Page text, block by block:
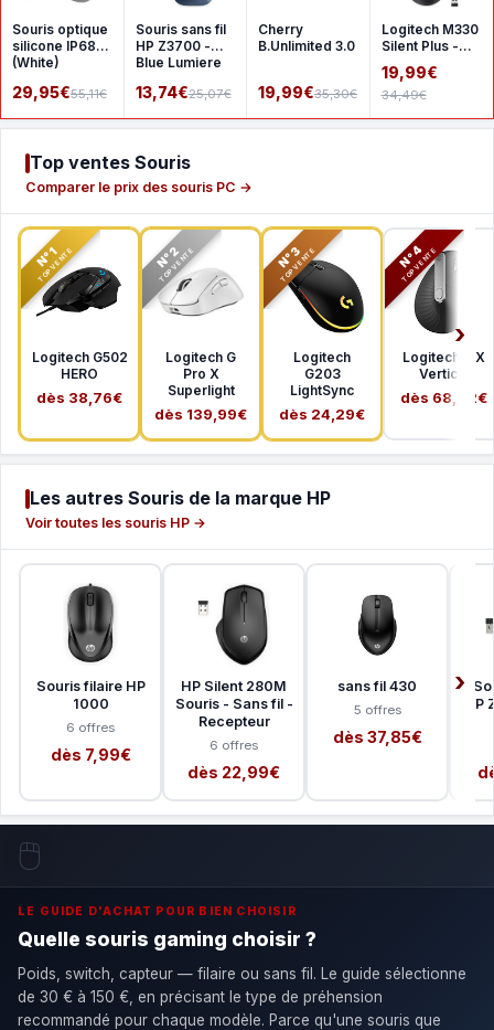
Souris optique
silicone IP68
(White)
29,95€55,11€
Souris sans fil
HP Z3700 -
Blue Lumiere
13,74€25,07€
Cherry
B.Unlimited 3.0
19,99€35,30€
Logitech M330
Silent Plus -
Black
19,99€
34,49€
Top ventes Souris
Comparer le prix des souris PC →
N°1
TOP VENTE
Logitech G502
HERO
dès 38,76€
N°2
TOP VENTE
Logitech G
Pro X
Superlight
dès 139,99€
N°3
TOP VENTE
Logitech
G203
LightSync
dès 24,29€
N°4
TOP VENTE
Logitech MX
Vertical
dès 68,02€
Les autres Souris de la marque HP
Voir toutes les souris HP →
Souris filaire HP
1000
6 offres
dès 7,99€
HP Silent 280M
Souris - Sans fil -
Recepteur
6 offres
dès 22,99€
sans fil 430
5 offres
dès 37,85€
🖱️
LE GUIDE D'ACHAT POUR BIEN CHOISIR
Quelle souris gaming choisir ?
Poids, switch, capteur — filaire ou sans fil. Le guide sélectionne
de 30 € à 150 €, en précisant le type de préhension
recommandé pour chaque modèle. Parce qu'une souris que